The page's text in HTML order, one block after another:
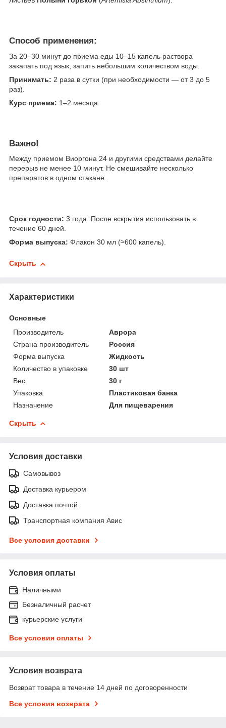
Способ применения:
За 20–30 минут до приема еды 10–15 капель раствора
закапать под язык, запить небольшим количеством воды.
​Принимать: 2 раза в сутки (при необходимости — от 3 до 5
раз).
Курс приема: 1–2 месяца.
Важно!
Между приемом Виоргона 24 и другими средствами делайте
перерыв не менее 10 минут. Не смешивайте несколько
препаратов в одном стакане.
Срок годности: 3 года. После вскрытия использовать в
течение 60 дней.
Форма выпуска: Флакон 30 мл (≈600 капель).
Скрыть
Характеристики
Основные
Производитель
Аврора
Страна производитель
Россия
Форма выпуска
Жидкость
Количество в упаковке
30 шт
Вес
30 г
Упаковка
Пластиковая банка
Назначение
Для пищеварения
Скрыть
Условия доставки
Самовывоз
Доставка курьером
Доставка почтой
Транспортная компания Авис
Все условия доставки
Условия оплаты
Наличными
Безналичный расчет
курьерские услуги
Все условия оплаты
Условия возврата
Возврат товара в течение 14 дней по договоренности
Все условия возврата